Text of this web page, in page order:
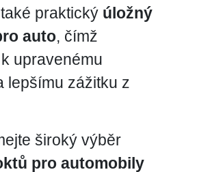
praktický úložný
auto, čímž
upravenému
lepšímu zážitku z
široký výběr
pro automobily